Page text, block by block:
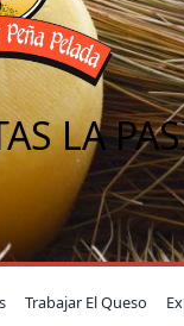
LA
Trabajar El Queso